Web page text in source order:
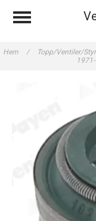
Hem / Topp/Ventiler/